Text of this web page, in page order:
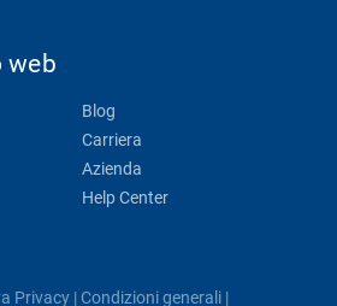
web
Blog
Carriera
Azienda
Help Center
Privacy | Condizioni generali |